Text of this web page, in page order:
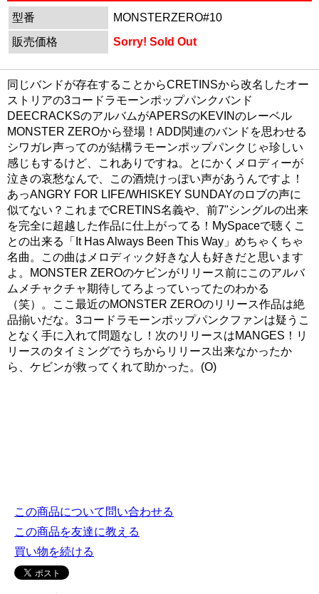
型番
MONSTERZERO#10
販売価格
Sorry! Sold Out
同じバンドが存在することからCRETINSから改名したオー
ストリアの3コードラモーンポップパンクバンド
DEECRACKSのアルバムがAPERSのKEVINのレーベル
MONSTER ZEROから登場！ADD関連のバンドを思わせる
シワガレ声ってのが結構ラモーンポップパンクじゃ珍しい
感じもするけど、これありですね。とにかくメロディーが
泣きの哀愁なんで、この酒焼けっぽい声があうんですよ！
あっANGRY FOR LIFE/WHISKEY SUNDAYのロブの声に
似てない？これまでCRETINS名義や、前7"シングルの出来
を完全に超越した作品に仕上がってる！MySpaceで聴くこ
との出来る「It Has Always Been This Way」めちゃくちゃ
名曲。この曲はメロディック好きな人も好きだと思います
よ。MONSTER ZEROのケビンがリリース前にこのアルバ
ムメチャクチャ期待してろよっていってたのわかる
（笑）。ここ最近のMONSTER ZEROのリリース作品は絶
品揃いだな。3コードラモーンポップパンクファンは疑うこ
となく手に入れて問題なし！次のリリースはMANGES！リ
リースのタイミングでうちからリリース出来なかったか
ら、ケビンが救ってくれて助かった。(O)
この商品について問い合わせる
この商品を友達に教える
買い物を続ける